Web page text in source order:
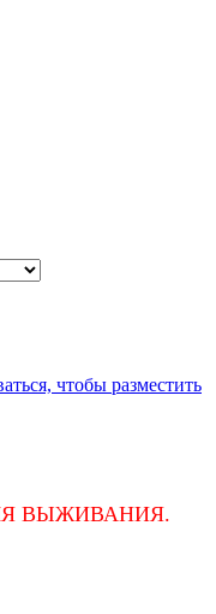
чтобы разместить
ВЫЖИВАНИЯ.